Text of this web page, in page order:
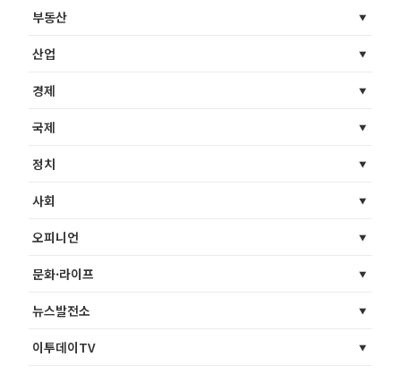
부동산
산업
경제
국제
정치
사회
오피니언
문화·라이프
뉴스발전소
이투데이TV